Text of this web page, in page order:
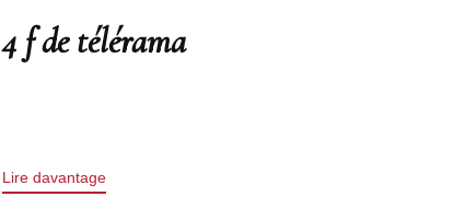
4 f de télérama
Lire davantage